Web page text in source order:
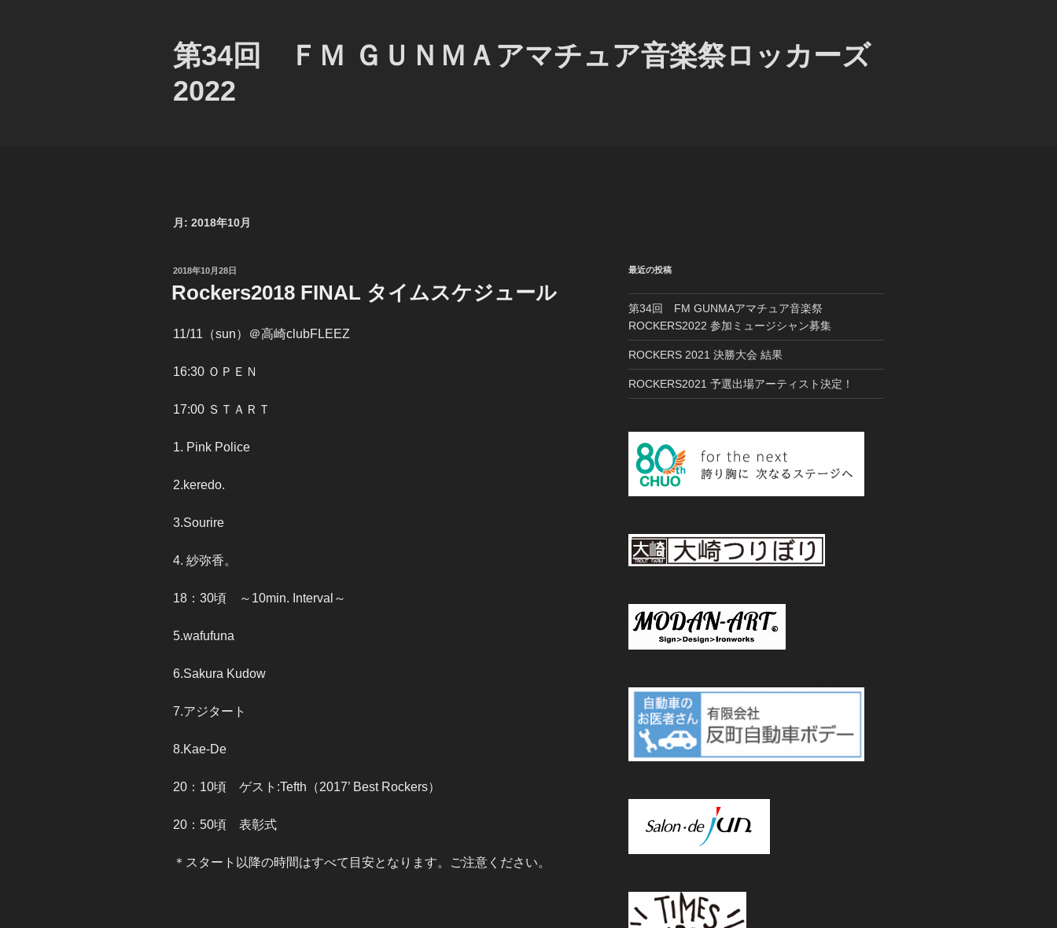
第34回 ＦＭ ＧＵＮＭＡアマチュア音楽祭ロッカーズ
2022
月: 2018年10月
投
日:
2018年10月28日
Rockers2018 FINAL タイムスケジュール
11/11（sun）＠高崎clubFLEEZ
16:30 ＯＰＥＮ
17:00 ＳＴＡＲＴ
1. Pink Police
2.keredo.
3.Sourire
4. 紗弥香。
18：30頃 ～10min. Interval～
5.wafufuna
6.Sakura Kudow
7.アジタート
8.Kae-De
20：10頃 ゲスト:Tefth（2017’ Best Rockers）
20：50頃 表彰式
＊スタート以降の時間はすべて目安となります。ご注意ください。
最近の投稿
第34回 FM GUNMAアマチュア音楽祭
ROCKERS2022 参加ミュージシャン募集
ROCKERS 2021 決勝大会 結果
ROCKERS2021 予選出場アーティスト決定！